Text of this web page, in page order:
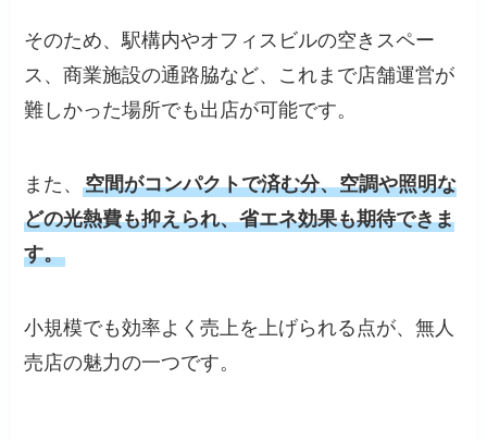
そのため、駅構内やオフィスビルの空きスペー
ス、商業施設の通路脇など、これまで店舗運営が
難しかった場所でも出店が可能です。
また、空間がコンパクトで済む分、空調や照明な
どの光熱費も抑えられ、省エネ効果も期待できま
す。
小規模でも効率よく売上を上げられる点が、無人
売店の魅力の一つです。